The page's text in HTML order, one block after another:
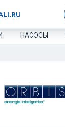
НАСОСЫ